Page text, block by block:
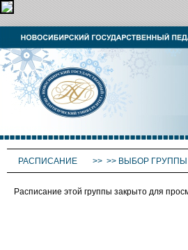
РАСПИСАНИЕ >> >> ВЫБОР ГРУППЫ
Расписание этой группы закрыто для